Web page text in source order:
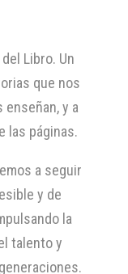
Libro. Un
que nos
enseñan, y a
las páginas.
a seguir
y de
la
talento y